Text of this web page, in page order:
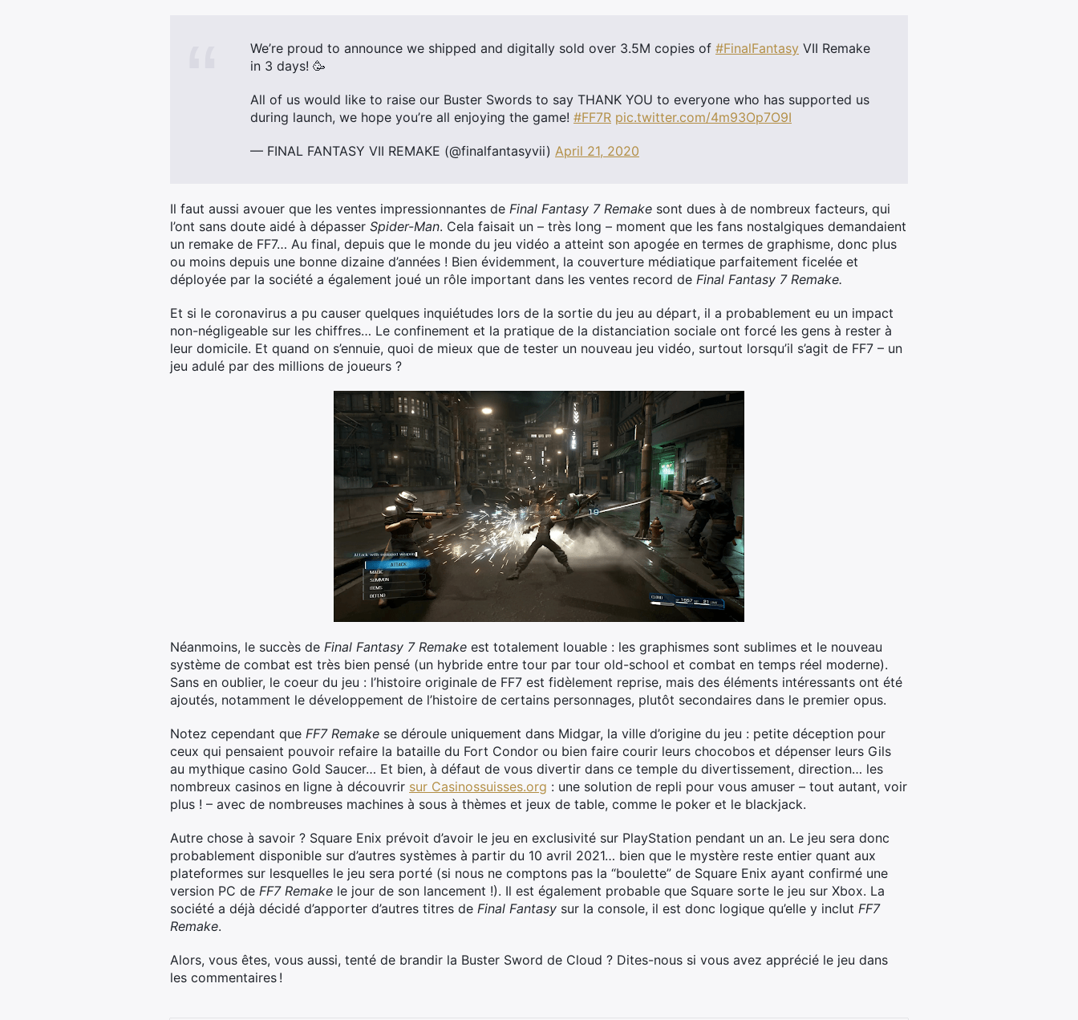
We’re proud to announce we shipped and digitally sold over 3.5M copies of #FinalFantasy VII Remake
in 3 days! 🥳
All of us would like to raise our Buster Swords to say THANK YOU to everyone who has supported us
during launch, we hope you’re all enjoying the game! #FF7R pic.twitter.com/4m93Op7O9I
— FINAL FANTASY VII REMAKE (@finalfantasyvii) April 21, 2020
Il faut aussi avouer que les ventes impressionnantes de Final Fantasy 7 Remake sont dues à de nombreux facteurs, qui
l’ont sans doute aidé à dépasser Spider-Man. Cela faisait un – très long – moment que les fans nostalgiques demandaient
un remake de FF7… Au final, depuis que le monde du jeu vidéo a atteint son apogée en termes de graphisme, donc plus
ou moins depuis une bonne dizaine d’années ! Bien évidemment, la couverture médiatique parfaitement ficelée et
déployée par la société a également joué un rôle important dans les ventes record de Final Fantasy 7 Remake.
Et si le coronavirus a pu causer quelques inquiétudes lors de la sortie du jeu au départ, il a probablement eu un impact
non-négligeable sur les chiffres… Le confinement et la pratique de la distanciation sociale ont forcé les gens à rester à
leur domicile. Et quand on s’ennuie, quoi de mieux que de tester un nouveau jeu vidéo, surtout lorsqu’il s’agit de FF7 – un
jeu adulé par des millions de joueurs ?
Néanmoins, le succès de Final Fantasy 7 Remake est totalement louable : les graphismes sont sublimes et le nouveau
système de combat est très bien pensé (un hybride entre tour par tour old-school et combat en temps réel moderne).
Sans en oublier, le coeur du jeu : l’histoire originale de FF7 est fidèlement reprise, mais des éléments intéressants ont été
ajoutés, notamment le développement de l’histoire de certains personnages, plutôt secondaires dans le premier opus.
Notez cependant que FF7 Remake se déroule uniquement dans Midgar, la ville d’origine du jeu : petite déception pour
ceux qui pensaient pouvoir refaire la bataille du Fort Condor ou bien faire courir leurs chocobos et dépenser leurs Gils
au mythique casino Gold Saucer… Et bien, à défaut de vous divertir dans ce temple du divertissement, direction… les
nombreux casinos en ligne à découvrir sur Casinossuisses.org : une solution de repli pour vous amuser – tout autant, voir
plus ! – avec de nombreuses machines à sous à thèmes et jeux de table, comme le poker et le blackjack.
Autre chose à savoir ? Square Enix prévoit d’avoir le jeu en exclusivité sur PlayStation pendant un an. Le jeu sera donc
probablement disponible sur d’autres systèmes à partir du 10 avril 2021… bien que le mystère reste entier quant aux
plateformes sur lesquelles le jeu sera porté (si nous ne comptons pas la “boulette” de Square Enix ayant confirmé une
version PC de FF7 Remake le jour de son lancement !). Il est également probable que Square sorte le jeu sur Xbox. La
société a déjà décidé d’apporter d’autres titres de Final Fantasy sur la console, il est donc logique qu’elle y inclut FF7
Remake.
Alors, vous êtes, vous aussi, tenté de brandir la Buster Sword de Cloud ? Dites-nous si vous avez apprécié le jeu dans
les commentaires !